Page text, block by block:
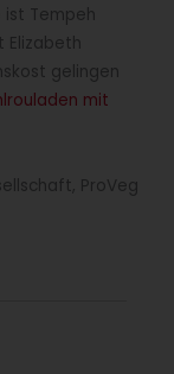
ist Tempeh
Elizabeth
gelingen
mit
ProVeg